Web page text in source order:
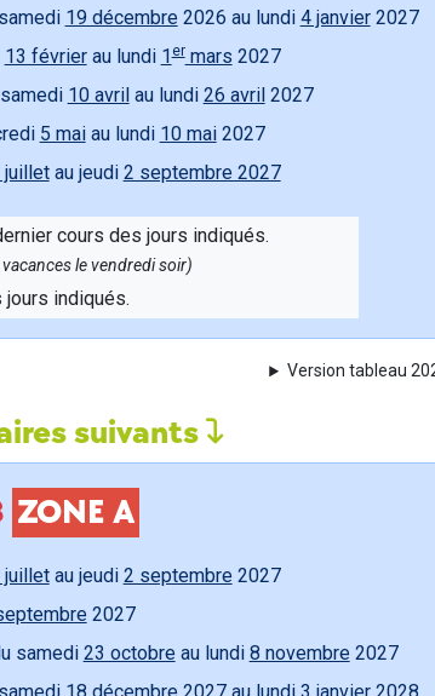
19 décembre 2026 au lundi 4 janvier2027
13 févrierau lundi 1ermars 2027
10 avril au lundi 26 avril 2027
5 maiau lundi 10 mai2027
juilletau jeudi 2 septembre 2027
cours des jours indiqués.
le vendredi soir)
indiqués.
Version tableau
suivants
ZONE A
juilletau jeudi 2 septembre 2027
2027
samedi 23 octobre au lundi 8 novembre 2027